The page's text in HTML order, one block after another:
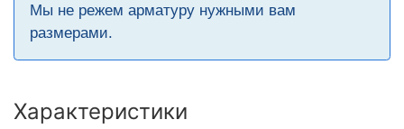
Мы не режем арматуру нужными вам
размерами.
Характеристики